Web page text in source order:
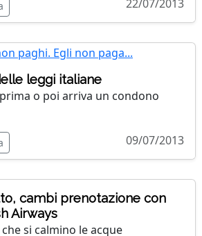
22/07/2013
leggi italiane
o poi arriva un condono
09/07/2013
cambi prenotazione con
Airways
si calmino le acque